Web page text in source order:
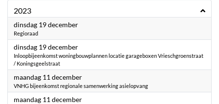
2023
dinsdag 19 december2023
Regioraad
dinsdag 19 december2023
Inloopbijeenkomst woningbouwplannen locatie garageboxen Vrieschgroenstraat
/ Koningsgeelstraat
maandag 11 december2023
VNHG bijeenkomst regionale samenwerking asielopvang
maandag 11 december2023